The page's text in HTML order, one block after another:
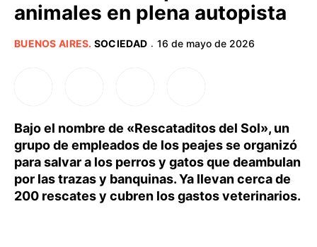
PROVINCIAS
animales en plena autopista
BUENOS AIRES. SOCIEDAD · 16 de mayo de 2026
Bajo el nombre de «Rescataditos del Sol», un
grupo de empleados de los peajes se organizó
para salvar a los perros y gatos que deambulan
por las trazas y banquinas. Ya llevan cerca de
200 rescates y cubren los gastos veterinarios.